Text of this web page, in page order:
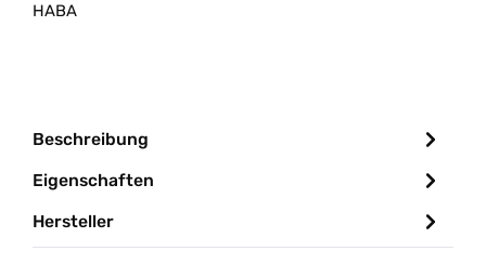
HABA
Beschreibung
Eigenschaften
Hersteller